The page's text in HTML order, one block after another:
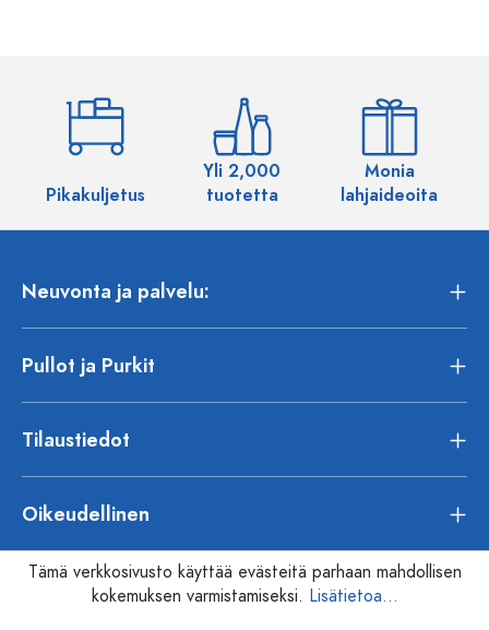
Pikakuljetus
Yli 2,000
tuotetta
Monia
lahjaideoita
Neuvonta ja palvelu:
Pullot ja Purkit
Tilaustiedot
Oikeudellinen
Tämä verkkosivusto käyttää evästeitä parhaan mahdollisen
kokemuksen varmistamiseksi. Lisätietoa...